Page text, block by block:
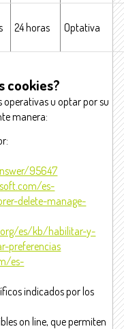
24 horas Optativa
cookies?
operativas u optar por su
manera:
95647
es-
delete-manage-
es/kb/habilitar-y-
preferencias
es-
indicados por los
on line, que permiten